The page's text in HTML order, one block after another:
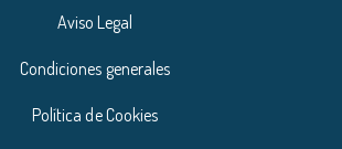
Aviso Legal
Condiciones generales
Política de Cookies